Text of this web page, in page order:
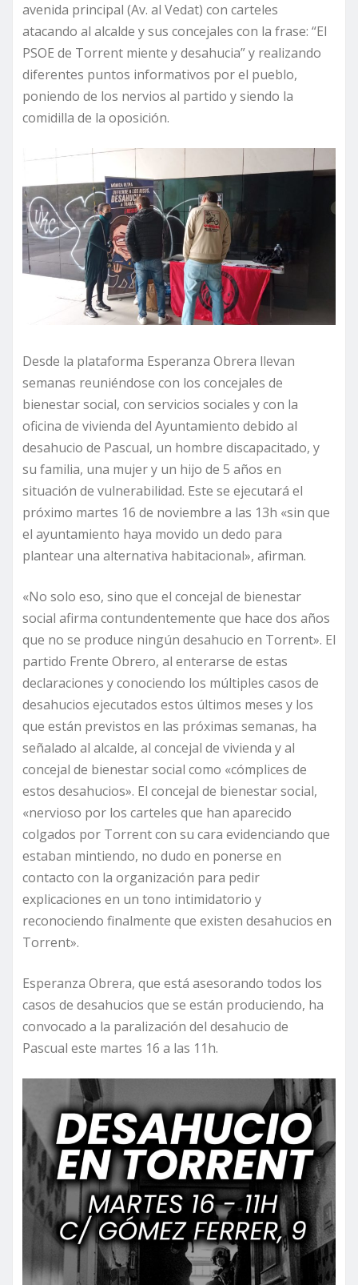
avenida principal (Av. al Vedat) con carteles
atacando al alcalde y sus concejales con la frase: “El
PSOE de Torrent miente y desahucia” y realizando
diferentes puntos informativos por el pueblo,
poniendo de los nervios al partido y siendo la
comidilla de la oposición.
Desde la plataforma Esperanza Obrera llevan
semanas reuniéndose con los concejales de
bienestar social, con servicios sociales y con la
oficina de vivienda del Ayuntamiento debido al
desahucio de Pascual, un hombre discapacitado, y
su familia, una mujer y un hijo de 5 años en
situación de vulnerabilidad. Este se ejecutará el
próximo martes 16 de noviembre a las 13h «sin que
el ayuntamiento haya movido un dedo para
plantear una alternativa habitacional», afirman.
«No solo eso, sino que el concejal de bienestar
social afirma contundentemente que hace dos años
que no se produce ningún desahucio en Torrent». El
partido Frente Obrero, al enterarse de estas
declaraciones y conociendo los múltiples casos de
desahucios ejecutados estos últimos meses y los
que están previstos en las próximas semanas, ha
señalado al alcalde, al concejal de vivienda y al
concejal de bienestar social como «cómplices de
estos desahucios». El concejal de bienestar social,
«nervioso por los carteles que han aparecido
colgados por Torrent con su cara evidenciando que
estaban mintiendo, no dudo en ponerse en
contacto con la organización para pedir
explicaciones en un tono intimidatorio y
reconociendo finalmente que existen desahucios en
Torrent».
Esperanza Obrera, que está asesorando todos los
casos de desahucios que se están produciendo, ha
convocado a la paralización del desahucio de
Pascual este martes 16 a las 11h.